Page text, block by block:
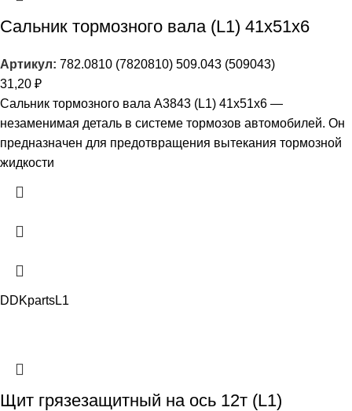
Сальник тормозного вала (L1) 41х51х6
Артикул: 782.0810 (7820810) 509.043 (509043)
31,20 ₽
Сальник тормозного вала A3843 (L1) 41х51х6 —
незаменимая деталь в системе тормозов автомобилей. Он
предназначен для предотвращения вытекания тормозной
жидкости
DDKpartsL1
Щит грязезащитный на ось 12т (L1)